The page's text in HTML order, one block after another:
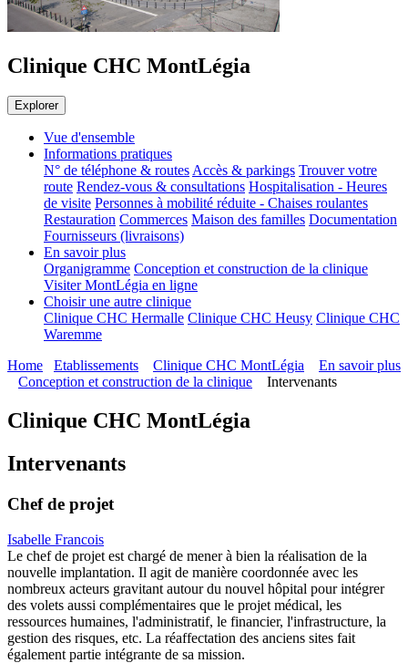
Clinique CHC MontLégia
Explorer
Vue d'ensemble
Informations pratiques
N° de téléphone & routesAccès & parkings Trouver votre
route Rendez-vous & consultations Hospitalisation - Heures
de visite Personnes à mobilité réduite - Chaises roulantes
Restauration Commerces Maison des familles Documentation
Fournisseurs (livraisons)
En savoir plus
Organigramme Conception et construction de la clinique
Visiter MontLégia en ligne
Choisir une autre clinique
Clinique CHC Hermalle Clinique CHC Heusy Clinique CHC
Waremme
Home
Etablissements Clinique CHC MontLégia
En savoir plus
Conception et construction de la clinique
Intervenants
Clinique CHC MontLégia
Intervenants
Chef de projet
Isabelle Francois
Le chef de projet est chargé de mener à bien la réalisation de la
nouvelle implantation. Il agit de manière coordonnée avec les
nombreux acteurs gravitant autour du nouvel hôpital pour intégrer
des volets aussi complémentaires que le projet médical, les
ressources humaines, l'administratif, le financier, l'infrastructure, la
gestion des risques, etc. La réaffectation des anciens sites fait
également partie intégrante de sa mission.